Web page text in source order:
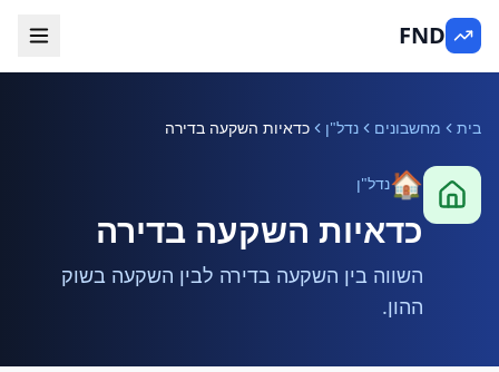
FND
בית מחשבונים נדל"ן כדאיות השקעה בדירה
🏠נדל"ן
כדאיות השקעה בדירה
השווה בין השקעה בדירה לבין השקעה בשוק
ההון.